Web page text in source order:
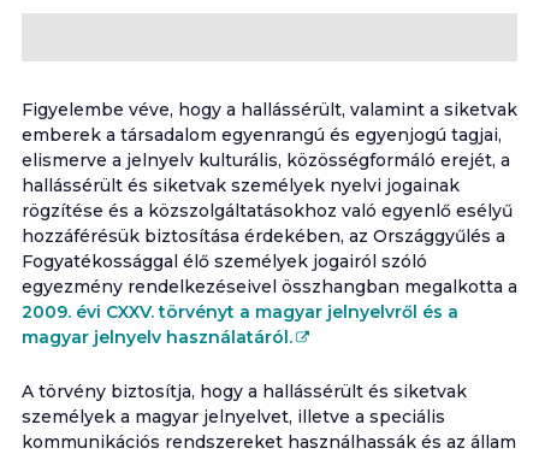
Figyelembe véve, hogy a hallássérült, valamint a siketvak
emberek a társadalom egyenrangú és egyenjogú tagjai,
elismerve a jelnyelv kulturális, közösségformáló erejét, a
hallássérült és siketvak személyek nyelvi jogainak
rögzítése és a közszolgáltatásokhoz való egyenlő esélyű
hozzáférésük biztosítása érdekében, az Országgyűlés a
Fogyatékossággal élő személyek jogairól szóló
egyezmény rendelkezéseivel összhangban megalkotta a
2009. évi CXXV. törvényt a magyar jelnyelvről és a
magyar jelnyelv használatáról.
A törvény biztosítja, hogy a hallássérült és siketvak
személyek a magyar jelnyelvet, illetve a speciális
kommunikációs rendszereket használhassák és az állam